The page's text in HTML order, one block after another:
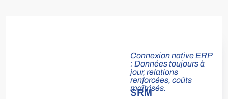
Connexion native ERP
: Données toujours à
jour, relations
renforcées, coûts
maîtrisés.​
SRM